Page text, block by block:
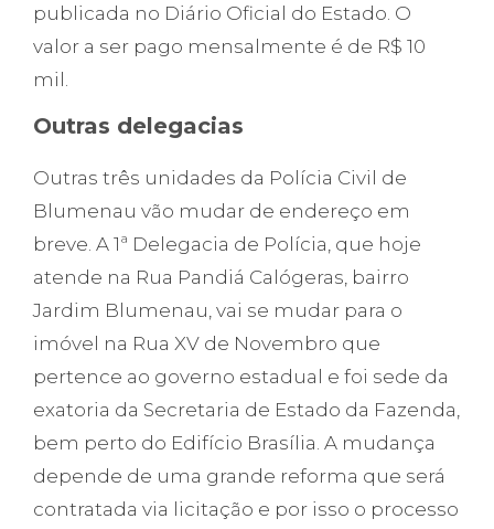
publicada no Diário Oficial do Estado. O
valor a ser pago mensalmente é de R$ 10
mil.
Outras delegacias
Outras três unidades da Polícia Civil de
Blumenau vão mudar de endereço em
breve. A 1ª Delegacia de Polícia, que hoje
atende na Rua Pandiá Calógeras, bairro
Jardim Blumenau, vai se mudar para o
imóvel na Rua XV de Novembro que
pertence ao governo estadual e foi sede da
exatoria da Secretaria de Estado da Fazenda,
bem perto do Edifício Brasília. A mudança
depende de uma grande reforma que será
contratada via licitação e por isso o processo